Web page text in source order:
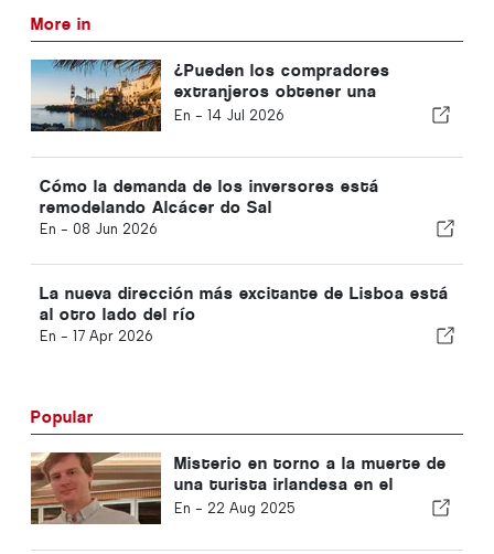
More in
¿Pueden los compradores
extranjeros obtener una
hipoteca en Portugal? Esto es
En - 14 Jul 2026
Cómo la demanda de los inversores está
remodelando Alcácer do Sal
En - 08 Jun 2026
La nueva dirección más excitante de Lisboa está
al otro lado del río
En - 17 Apr 2026
Popular
Misterio en torno a la muerte de
una turista irlandesa en el
Algarve
En - 22 Aug 2025